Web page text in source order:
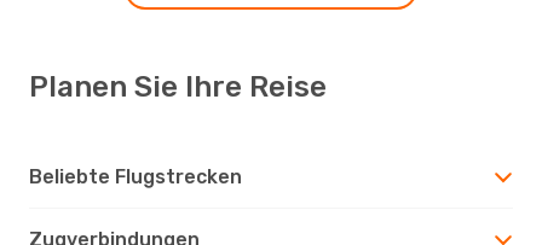
Planen Sie Ihre Reise
Beliebte Flugstrecken
Zugverbindungen